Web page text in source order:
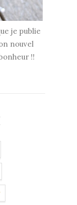
je publie
nouvel
!!